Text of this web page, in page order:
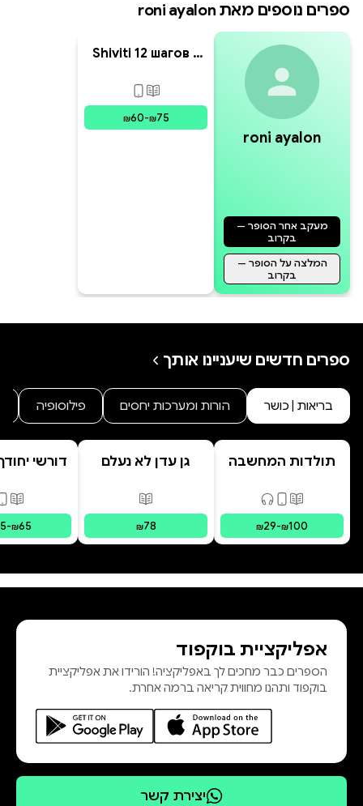
world of Hasidism that will help us
clarify our inner voices, and will
introduce us to the process of
Roni Ayalon combines his extensive
experience in complementary
“Shiviti” techniques, which he
developed, to provide a window of
ספרים נוספים מאת roni ayalon
roni ayalon
מעקב אחר הסופר —
בקרוב
המלצה על הסופר —
בקרוב
Shiviti 12 шагов в
פורמטים זמינים
₪60-₪75
ספרים חדשים שיעניינו אותך
בריאות | כושר הורות ומערכות יחסים פילוסופיה
תולדות המחשבה
פורמטים זמינים
מודפס, דיגיטלי, קולי
₪29-₪100
גן עדן לא נעלם
פורמטים זמינים מודפס
₪78
דורשי
-₪65
אפליקציית בוקפוד
הספרים כבר מחכים לך באפליקציה! הורידו את אפליקציית
בוקפוד ותהנו מחווית קריאה ברמה אחרת.
יצירת קשר